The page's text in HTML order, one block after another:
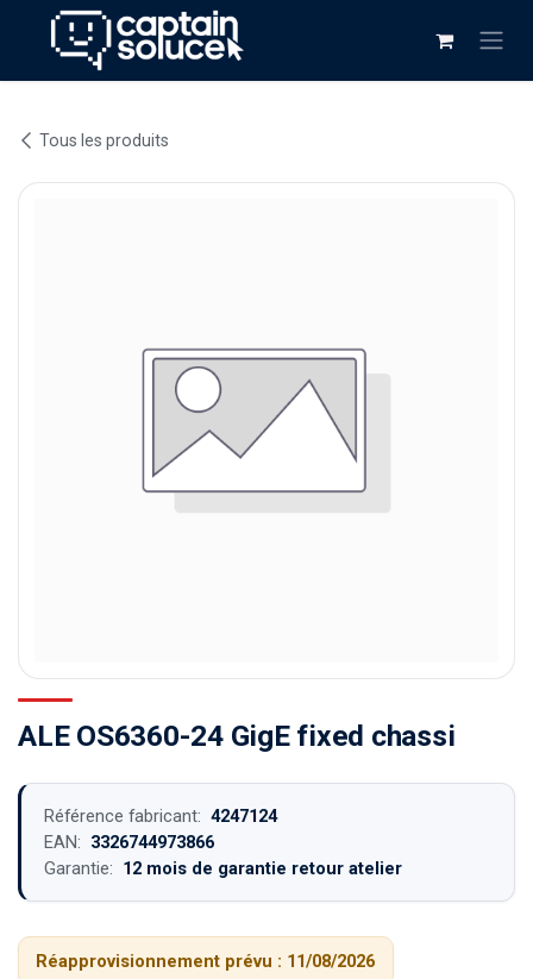
Se rendre au contenu
Tous les produits
ALE OS6360-24 GigE fixed chassi
Référence fabricant: 4247124
EAN: 3326744973866
Garantie: 12 mois de garantie retour atelier
Réapprovisionnement prévu : 11/08/2026